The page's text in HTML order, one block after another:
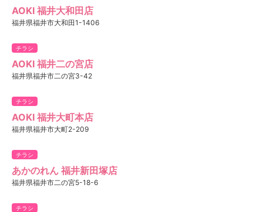
AOKI 福井大和田店
福井県福井市大和田1-1406
チラシ
AOKI 福井二の宮店
福井県福井市二の宮3-42
チラシ
AOKI 福井大町本店
福井県福井市大町2-209
チラシ
あかのれん 福井新田塚店
福井県福井市二の宮5-18-6
チラシ